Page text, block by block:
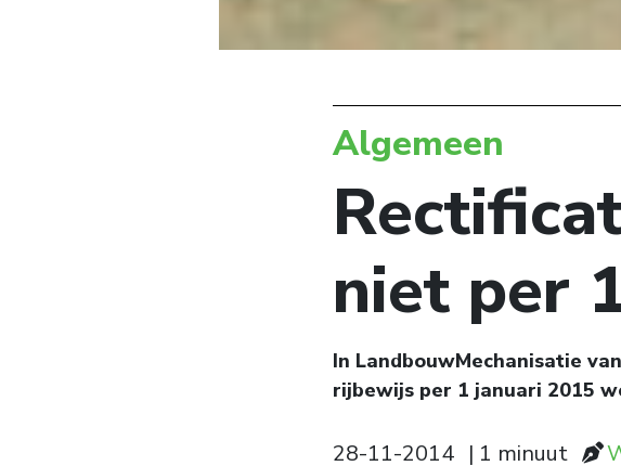
Algemeen
niet per
In LandbouwMechanisatie
rijbewijs per 1 januari 2015
28-11-2014 | 1 minuut